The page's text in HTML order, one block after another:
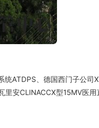
统ATDPS、德国西门子公司
安CLINACCX型15MV医用